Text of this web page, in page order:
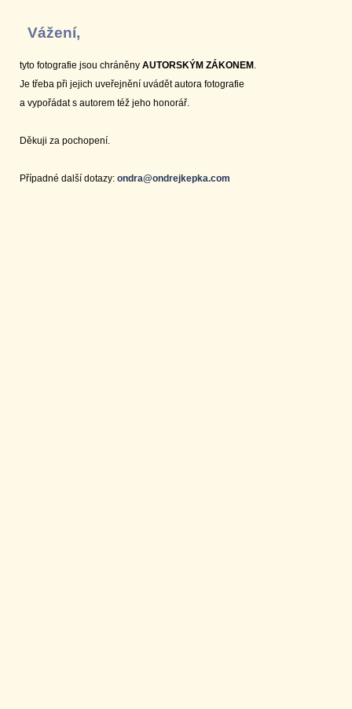
Vážení,
tyto fotografie jsou chráněny AUTORSKÝM ZÁKONEM .
Je třeba při jejich uveřejnění uvádět autora fotografie
a vypořádat s autorem též jeho honorář.
Děkuji za pochopení.
Případné další dotazy: ondra@ondrejkepka.com